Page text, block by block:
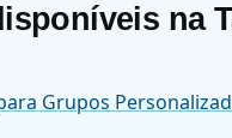
na
Grupos